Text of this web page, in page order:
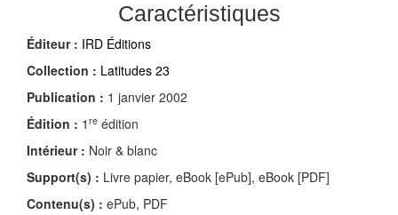
Caractéristiques
Éditeur : IRD Éditions
Collection : Latitudes 23
Publication : 1 janvier 2002
Édition : 1 re édition
Intérieur : Noir & blanc
Support(s) : Livre papier, eBook [ePub], eBook [PDF]
Contenu(s) : ePub, PDF